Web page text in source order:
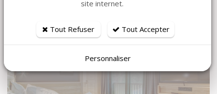
site internet.
Tout Refuser Tout Accepter
Personnaliser